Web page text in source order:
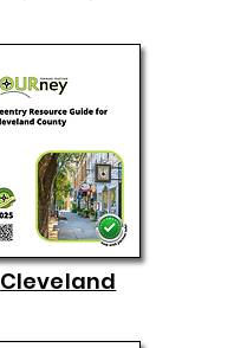
Cleveland